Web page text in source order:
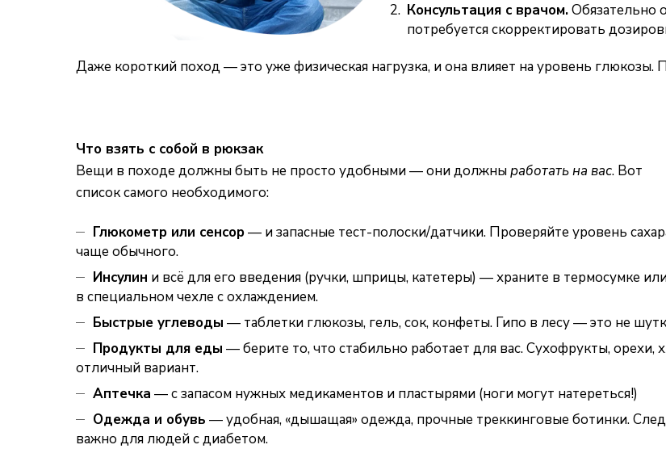
Консультация с врачом.Обязательно
потребуется скорректировать
Даже короткий поход — это уже физическая нагрузка, и она влияет на уровень
Что взять с собой в рюкзак
Вещи в походе должны быть не просто удобными — они должныработать на вас. Вот
список самого необходимого:
Глюкометр или сенсор— и запасные тест-полоски/датчики. Проверяйте уровень
чаще обычного.
Инсулин и всё для его введения (ручки, шприцы, катетеры) — храните в термосумке
в специальном чехле с охлаждением.
Быстрые углеводы — таблетки глюкозы, гель, сок, конфеты. Гипо в лесу — это не
Продукты для еды — берите то, что стабильно работает для вас. Сухофрукты,
отличный вариант.
Аптечка — с запасом нужных медикаментов и пластырями (ноги могут натереться!)
Одежда и обувь — удобная, «дышащая» одежда, прочные треккинговые ботинки.
важно для людей с диабетом.